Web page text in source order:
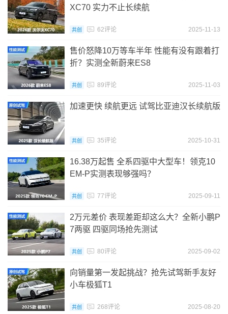
XC70 实力不止长续航
共创 62评论 2025-11-13
售价怒降10万等车半年 性能有没有跟着打
折？实测全新蔚来ES8
共创 89评论 2025-11-03
加速更快 续航更远 试驾比亚迪汉长续航版
共创 35评论 2025-10-31
16.38万起售 全系四驱中大型车！领克10
EM-P实测表现够强吗？
共创 77评论 2025-09-11
2万元差价 表现差距却这么大？全新小鹏P
7两驱 四驱同场抢先测试
共创 80评论 2025-09-02
向销量第一发起挑战？抢先试驾新手友好
小车极狐T1
共创 268评论 2025-08-20